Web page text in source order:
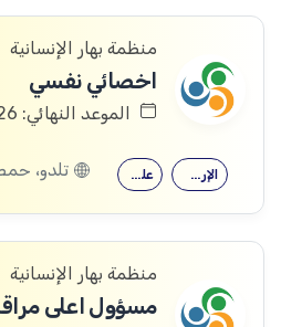
منظمة بهار الإنسانية
اخصائي نفسي
الموعد النهائي: 17/08/2026
علم النفس الإرشاد النفسي
منظمة بهار الإنسانية
مسؤول اعلى